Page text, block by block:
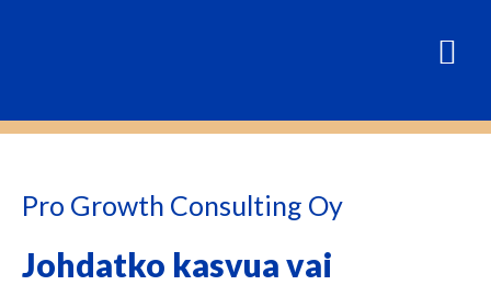
Pro Growth Consulting Oy
Johdatko kasvua vai